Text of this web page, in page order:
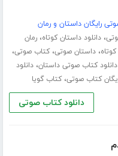
رایگان داستان و رمان
،دانلود داستان کوتاه،رمان
،داستان صوتی،کتاب صوتی،
دانلود کتاب صوتی داستان،دانلود
کتاب صوتی،کتاب گویا
دانلود کتاب صوتی